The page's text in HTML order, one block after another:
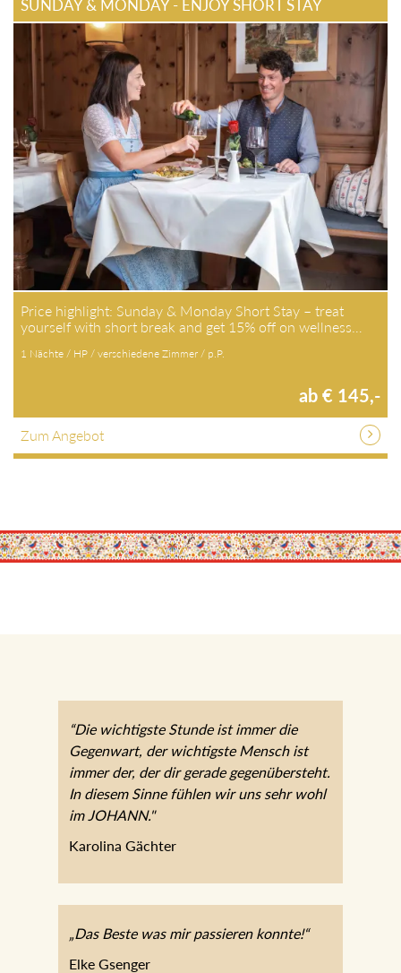
SUNDAY & MONDAY - ENJOY SHORT STAY
Price highlight: Sunday & Monday Short Stay – treat
yourself with short break and get 15% off on wellness…
1 Nächte / HP / verschiedene Zimmer / p.P.
ab € 145,-
Zum Angebot
“Die wichtigste Stunde ist immer die
Gegenwart, der wichtigste Mensch ist
immer der, der dir gerade gegenübersteht.
In diesem Sinne fühlen wir uns sehr wohl
im JOHANN."
Karolina Gächter
„Das Beste was mir passieren konnte!“
Elke Gsenger